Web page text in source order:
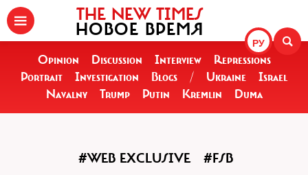
РУ
THE NEW TIMES
НОВОЕ ВРЕМЯ
Opinion Discussion Interview
Repressions
Portrait
Investigation Blogs / Ukraine
Israel
Navalny
Trump Putin Kremlin Duma
#WEB EXCLUSIVE #FSB